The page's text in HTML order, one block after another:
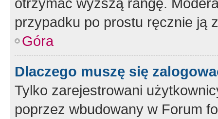
przypadku po prostu ręcznie ją
Góra
Dlaczego muszę się
Tylko zarejestrowani
poprzez wbudowany w Forum